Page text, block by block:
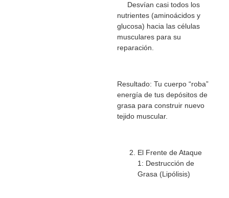
Desvían casi todos los
nutrientes (aminoácidos y
glucosa) hacia las células
musculares para su
reparación.
Resultado: Tu cuerpo “roba”
energía de tus depósitos de
grasa para construir nuevo
tejido muscular.
El Frente de Ataque
1: Destrucción de
Grasa (Lipólisis)